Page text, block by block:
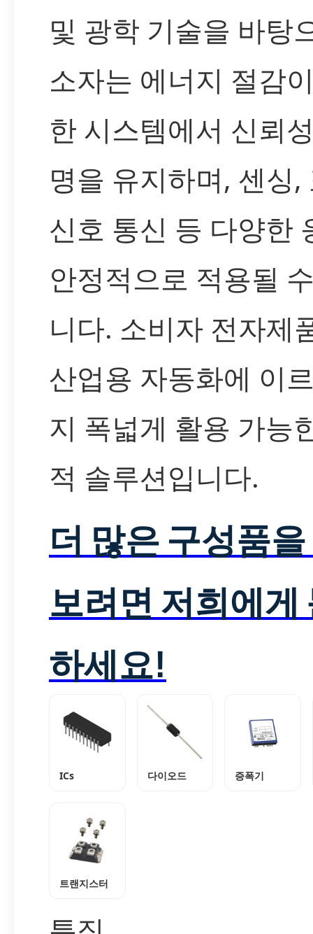
및 광학 기술을 바탕
소자는 에너지 절감
한 시스템에서 신뢰
명을 유지하며, 센싱,
신호 통신 등 다양한
안정적으로 적용될
니다. 소비자 전자제
산업용 자동화에 이
지 폭넓게 활용 가능
적 솔루션입니다.
더 많은 구성품
보려면 저희에게
하세요!
ICs 다이오드 증폭기
트랜지스터